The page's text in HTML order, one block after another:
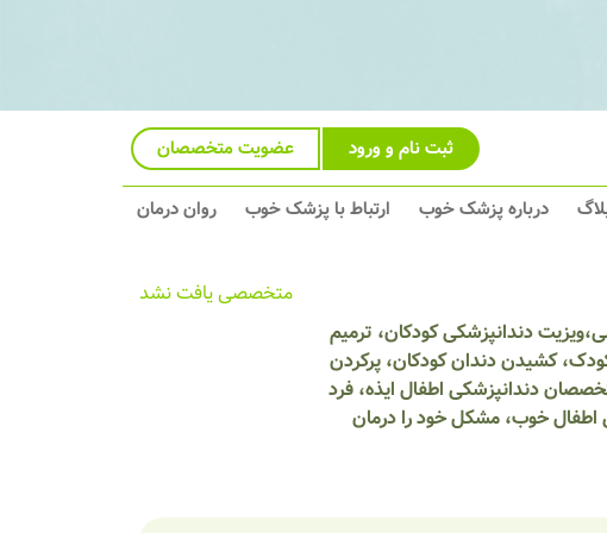
ثبت نام و ورود عضویت متخصصان
درباره پزشک خوب ارتباط با پزشک خوب روان درمان
دندانپزشکی کودکان، ترمیم
کشیدن دندان کودکان، پرکردن
دندانپزشکی اطفال ایذه، فرد
اطفال خوب، مشکل خود را درمان
متخصصی یافت نشد